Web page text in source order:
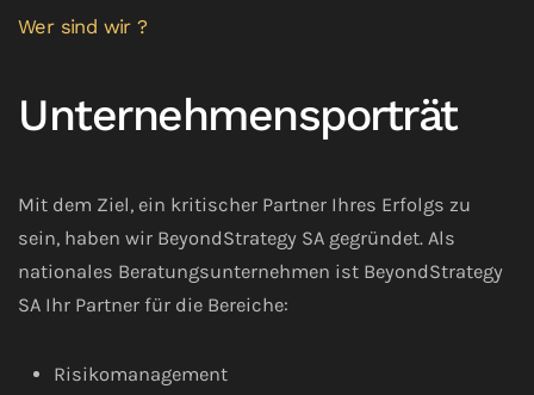
Wer sind wir ?
Unternehmensporträt
Mit dem Ziel, ein kritischer Partner Ihres Erfolgs zu
sein, haben wir BeyondStrategy SA gegründet. Als
nationales Beratungsunternehmen ist BeyondStrategy
SA Ihr Partner für die Bereiche:
Risikomanagement